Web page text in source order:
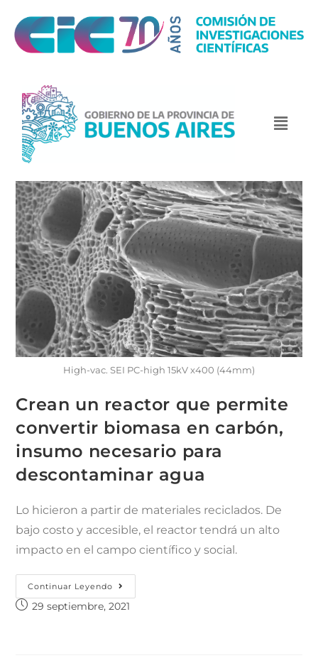
High-vac. SEI PC-high 15kV x400 (44mm)
Crean un reactor que permite
convertir biomasa en carbón,
insumo necesario para
descontaminar agua
Lo hicieron a partir de materiales reciclados. De
bajo costo y accesible, el reactor tendrá un alto
impacto en el campo científico y social.
Continuar Leyendo
29 septiembre, 2021